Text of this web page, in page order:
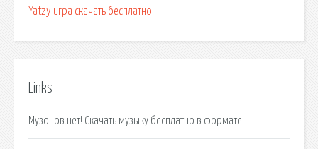
Yatzy игра скачать бесплатно
Links
Музонов.нет! Скачать музыку бесплатно в формате.